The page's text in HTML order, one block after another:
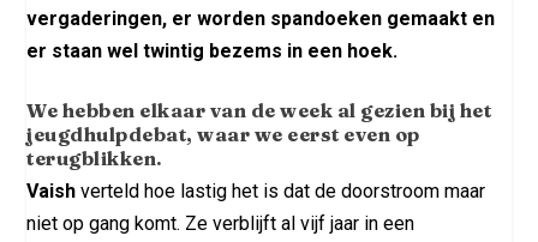
vergaderingen, er worden spandoeken gemaakt en
er staan wel twintig bezems in een hoek.
We hebben elkaar van de week al gezien bij het
jeugdhulpdebat, waar we eerst even op
terugblikken.
Vaish verteld hoe lastig het is dat de doorstroom maar
niet op gang komt. Ze verblijft al vijf jaar in een